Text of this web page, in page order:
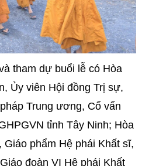
tham dự buổi lễ có Hòa
Ủy viên Hội đồng Trị sự,
Trung ương, Cố vấn
tỉnh Tây Ninh; Hòa
phẩm Hệ phái Khất sĩ,
đoàn VI Hệ phái Khất